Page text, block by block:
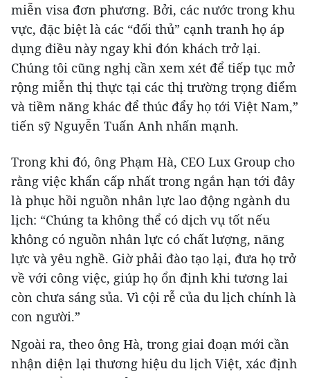
miễn visa đơn phương. Bởi, các nước trong khu
vực, đặc biệt là các “đối thủ” cạnh tranh họ áp
dụng điều này ngay khi đón khách trở lại.
Chúng tôi cũng nghị cần xem xét để tiếp tục mở
rộng miễn thị thực tại các thị trường trọng điểm
và tiềm năng khác để thúc đẩy họ tới Việt Nam,”
tiến sỹ Nguyễn Tuấn Anh nhấn mạnh.
Trong khi đó, ông Phạm Hà, CEO Lux Group cho
rằng việc khẩn cấp nhất trong ngắn hạn tới đây
là phục hồi nguồn nhân lực lao động ngành du
lịch: “Chúng ta không thể có dịch vụ tốt nếu
không có nguồn nhân lực có chất lượng, năng
lực và yêu nghề. Giờ phải đào tạo lại, đưa họ trở
về với công việc, giúp họ ổn định khi tương lai
còn chưa sáng sủa. Vì cội rễ của du lịch chính là
con người.”
Ngoài ra, theo ông Hà, trong giai đoạn mới cần
nhận diện lại thương hiệu du lịch Việt, xác định